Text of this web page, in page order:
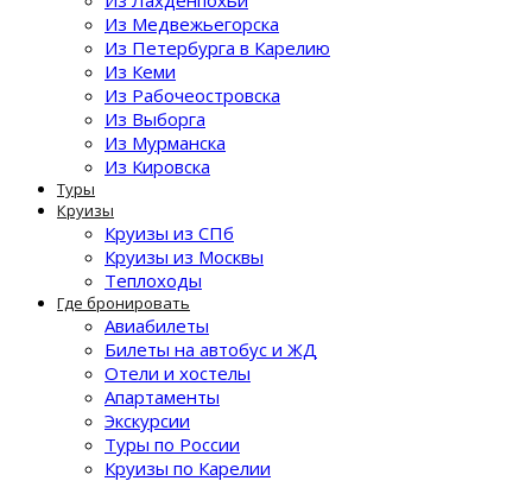
Из Медвежьегорска
Из Петербурга в Карелию
Из Кеми
Из Рабочеостровска
Из Выборга
Из Мурманска
Из Кировска
Туры
Круизы
Круизы из СПб
Круизы из Москвы
Теплоходы
Где бронировать
Авиабилеты
Билеты на автобус и ЖД
Отели и хостелы
Апартаменты
Экскурсии
Туры по России
Круизы по Карелии